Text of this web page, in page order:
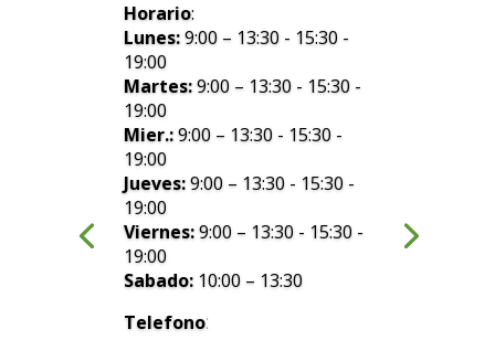
Horario:
Lunes:9:00 – 13:30 - 15:30 -
19:00
Martes:9:00 – 13:30 - 15:30 -
19:00
Mier.:9:00 – 13:30 - 15:30 -
19:00
Jueves:9:00 – 13:30 - 15:30 -
19:00
Viernes:9:00 – 13:30 - 15:30 -
19:00
Sabado: 10:00 – 13:30
Telefono: